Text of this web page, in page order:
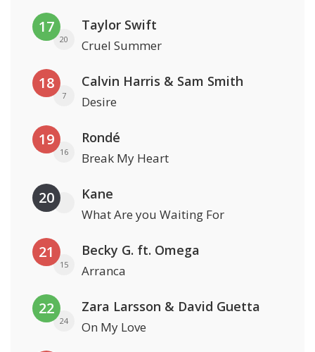
17
20
Taylor Swift
Cruel Summer
18
7
Calvin Harris & Sam Smith
Desire
19
16
Rondé
Break My Heart
20 Kane
What Are you Waiting For
21
15
Becky G. ft. Omega
Arranca
22
24
Zara Larsson & David Guetta
On My Love